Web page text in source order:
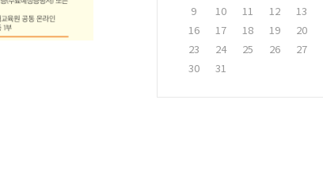
9
10 11 12 13
16
17 18 19 20
23
24 25 26 27
30
31